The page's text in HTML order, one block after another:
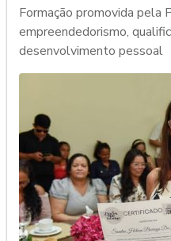
Formação promovida pela
empreendedorismo,
desenvolvimento pessoal